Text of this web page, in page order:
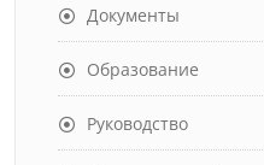
Документы
Образование
Руководство